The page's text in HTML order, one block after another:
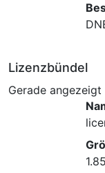
Lizenzbündel
Gerade angezeigt